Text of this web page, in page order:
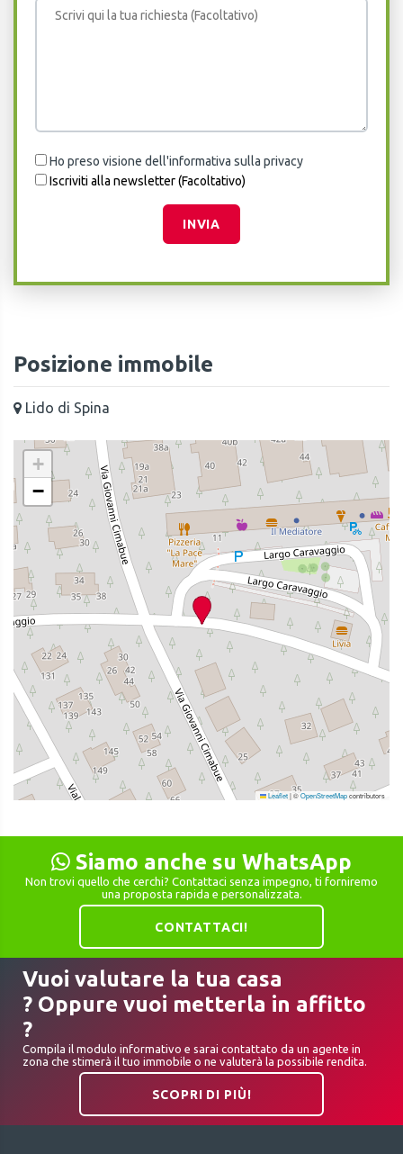
Ho preso visione dell'informativa sulla privacy
Iscriviti alla newsletter (Facoltativo)
INVIA
Posizione immobile
Lido di Spina
+
−
Leaflet|©OpenStreetMapcontributors
Siamo anche su WhatsApp
Non trovi quello che cerchi? Contattaci senza impegno, ti forniremo
una proposta rapida e personalizzata.
CONTATTACI!
Vuoi valutare la tua casa
? Oppure vuoi metterla in affitto
?
Compila il modulo informativo e sarai contattato da un agente in
zona che stimerà il tuo immobile o ne valuterà la possibile rendita.
SCOPRI DI PIÙ!